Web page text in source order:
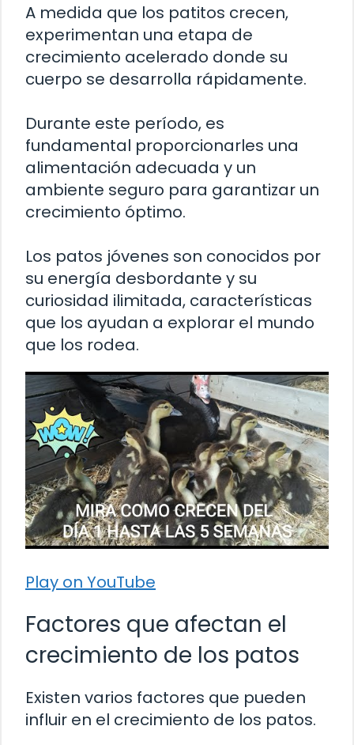
A medida que los patitos crecen,
experimentan una etapa de
crecimiento acelerado donde su
cuerpo se desarrolla rápidamente.
Durante este período, es
fundamental proporcionarles una
alimentación adecuada y un
ambiente seguro para garantizar un
crecimiento óptimo.
Los patos jóvenes son conocidos por
su energía desbordante y su
curiosidad ilimitada, características
que los ayudan a explorar el mundo
que los rodea.
Play on YouTube
Factores que afectan el
crecimiento de los patos
Existen varios factores que pueden
influir en el crecimiento de los patos.